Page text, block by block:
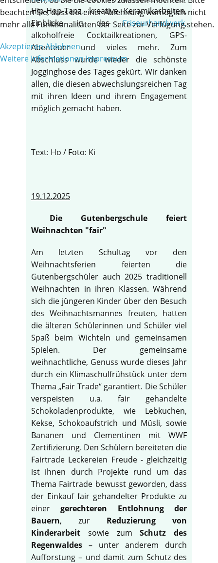
Hip-Hop-Tanz, kreative Keramikarbeiten,
Einblicke in dasFriseurhandwerk,
alkoholfreie Cocktailkreationen, GPS-
Abenteuer und vieles mehr. Zum
Abschluss wurde wieder die schönste
Jogginghose des Tages gekürt. Wir danken
allen, die diesen abwechslungsreichen Tag
mit ihren Ideen und ihrem Engagement
möglich gemacht haben.
Text: Ho / Foto: Ki
19.12.2025
Die Gutenbergschule feiert
Weihnachten "fair"
Am letzten Schultag vor den
Weihnachtsferien feierten die
Gutenbergschüler auch 2025 traditionell
Weihnachten in ihren Klassen. Während
sich die jüngeren Kinder über den Besuch
des Weihnachtsmannes freuten, hatten
die älteren Schülerinnen und Schüler viel
Spaß beim Wichteln und gemeinsamen
Spielen. Der gemeinsame
weihnachtliche, Genuss wurde dieses Jahr
durch ein Klimaschulfrühstück unter dem
Thema „Fair Trade“ garantiert. Die Schüler
verspeisten u.a. fair gehandelte
Schokoladenprodukte, wie Lebkuchen,
Kekse, Schokoaufstrich und Müsli, sowie
Bananen und Clementinen mit WWF
Zertifizierung. Den Schülern bereiteten die
Fairtrade Leckereien Freude - gleichzeitig
ist ihnen durch Projekte rund um das
Thema Fairtrade bewusst geworden, dass
der Einkauf fair gehandelter Produkte zu
einergerechteren Entlohnung der
Bauern, zur Reduzierung von
Kinderarbeit sowie zumSchutz des
Regenwaldes – unter anderem durch
Aufforstung – und damit zum Schutz des
beachten Sie, dass bei einer Ablehnung womöglich nicht
mehr alle Funktionalitäten der Seite zur Verfügung stehen.
AkzeptierenAblehnen
Weitere InformationenImpressum